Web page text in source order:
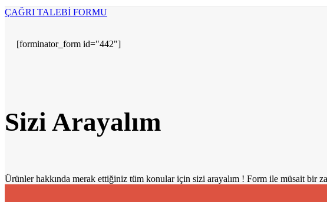
ÇAĞRI TALEBİ FORMU
[forminator_form id="442"]
Sizi Arayalım
Ürünler hakkında merak ettiğiniz tüm konular için sizi arayalım ! Form ile müsait bir